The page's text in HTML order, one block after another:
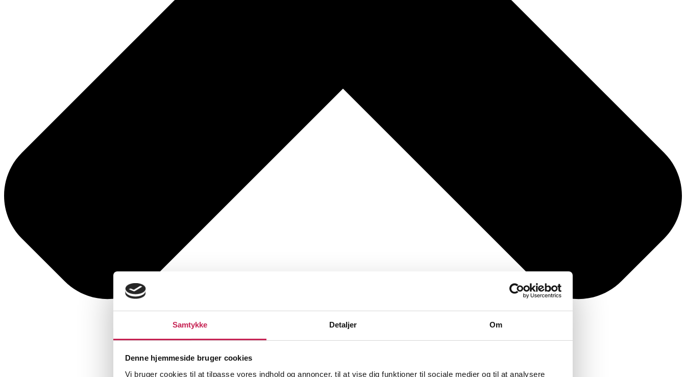
Samtykke Detaljer Om
Denne hjemmeside bruger cookies
Vi bruger cookies til at tilpasse vores indhold og annoncer, til at vise dig funktioner til sociale medier og til at analysere